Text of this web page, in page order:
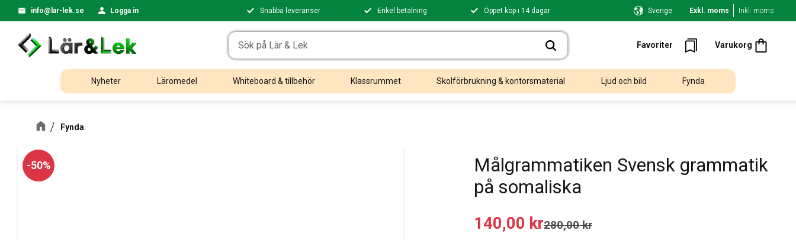
info@lar-lek.se Logga in Snabba leveranser Enkel betalning Öppet köp i 14 dagar Sverige Exkl. moms Inkl. moms
Favoriter Varukorg
Favoriter
Nyheter Läromedel Whiteboard & tillbehör Klassrummet Skolförbrukning & kontorsmaterial Ljud och bild Fynda
Fynda
50%
Målgrammatiken Svensk grammatik
på somaliska
Nedsatt pris:
140,00 krOrdinarie pris:
280,00kr